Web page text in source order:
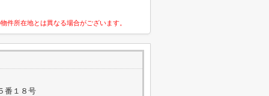
件所在地とは異なる場合がございます。
番１８号